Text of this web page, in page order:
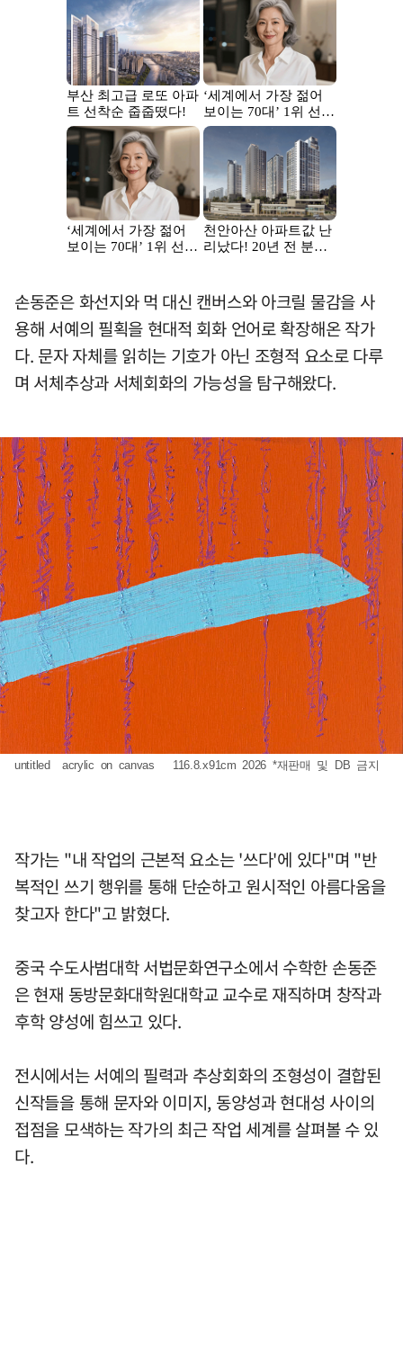
손동준은 화선지와 먹 대신 캔버스와 아크릴 물감을 사
용해 서예의 필획을 현대적 회화 언어로 확장해온 작가
다. 문자 자체를 읽히는 기호가 아닌 조형적 요소로 다루
며 서체추상과 서체회화의 가능성을 탐구해왔다.
untitled acrylic on canvas 116.8.x91cm 2026 *재판매 및 DB 금지
작가는 "내 작업의 근본적 요소는 '쓰다'에 있다"며 "반
복적인 쓰기 행위를 통해 단순하고 원시적인 아름다움을
찾고자 한다"고 밝혔다.
중국 수도사범대학 서법문화연구소에서 수학한 손동준
은 현재 동방문화대학원대학교 교수로 재직하며 창작과
후학 양성에 힘쓰고 있다.
전시에서는 서예의 필력과 추상회화의 조형성이 결합된
신작들을 통해 문자와 이미지, 동양성과 현대성 사이의
접점을 모색하는 작가의 최근 작업 세계를 살펴볼 수 있
다.